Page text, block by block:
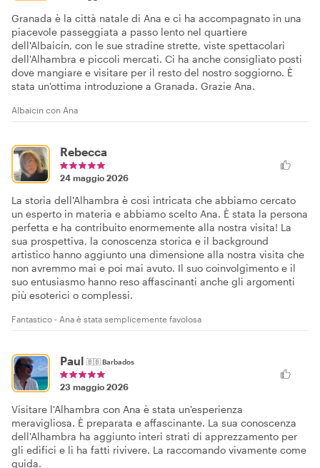
Granada è la città natale di Ana e ci ha accompagnato in una
piacevole passeggiata a passo lento nel quartiere
dell'Albaicín, con le sue stradine strette, viste spettacolari
dell'Alhambra e piccoli mercati. Ci ha anche consigliato posti
dove mangiare e visitare per il resto del nostro soggiorno. È
stata un'ottima introduzione a Granada. Grazie Ana.
Albaicin con Ana
Rebecca
24 maggio 2026
La storia dell'Alhambra è così intricata che abbiamo cercato
un esperto in materia e abbiamo scelto Ana. È stata la persona
perfetta e ha contribuito enormemente alla nostra visita! La
sua prospettiva, la conoscenza storica e il background
artistico hanno aggiunto una dimensione alla nostra visita che
non avremmo mai e poi mai avuto. Il suo coinvolgimento e il
suo entusiasmo hanno reso affascinanti anche gli argomenti
più esoterici o complessi.
Fantastico - Ana è stata semplicemente favolosa
Paul 🇧🇧Barbados
23 maggio 2026
Visitare l'Alhambra con Ana è stata un'esperienza
meravigliosa. È preparata e affascinante. La sua conoscenza
dell'Alhambra ha aggiunto interi strati di apprezzamento per
gli edifici e li ha fatti rivivere. La raccomando vivamente come
guida.